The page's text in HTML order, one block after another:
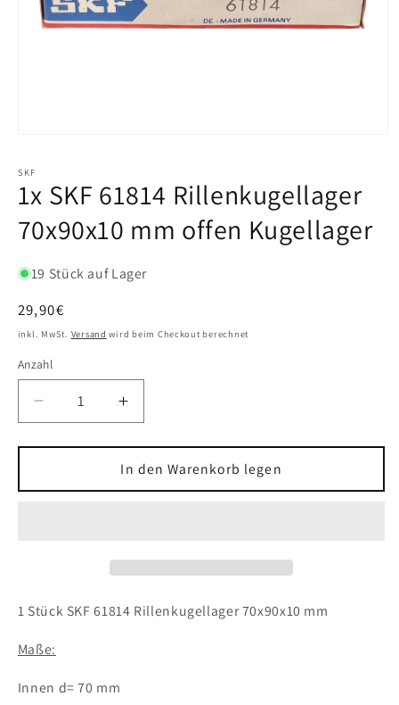
SKF
1x SKF 61814 Rillenkugellager
70x90x10 mm offen Kugellager
19 Stück auf Lager
Normaler
Preis
29,90€
inkl. MwSt. Versand wird beim Checkout berechnet
Anzahl
Verringere
die
Menge
1x
70x90x10
offen
Erhöhe
die
Menge
für
1x
70x90x10
offen
Kugellager
In den Warenkorb legen
1 Stück SKF 61814 Rillenkugellager 70x90x10 mm
Maße:
Innen d= 70 mm